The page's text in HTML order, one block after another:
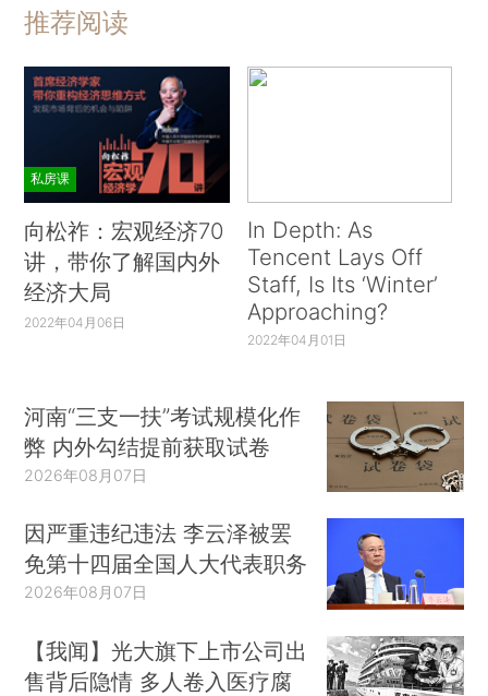
推荐阅读
私房课
向松祚：宏观经济70
讲，带你了解国内外
经济大局
2022年04月06日
In Depth: As
Tencent Lays Off
Staff, Is Its ‘Winter’
Approaching?
2022年04月01日
河南“三支一扶”考试规模化作
弊 内外勾结提前获取试卷
2026年08月07日
因严重违纪违法 李云泽被罢
免第十四届全国人大代表职务
2026年08月07日
【我闻】光大旗下上市公司出
售背后隐情 多人卷入医疗腐